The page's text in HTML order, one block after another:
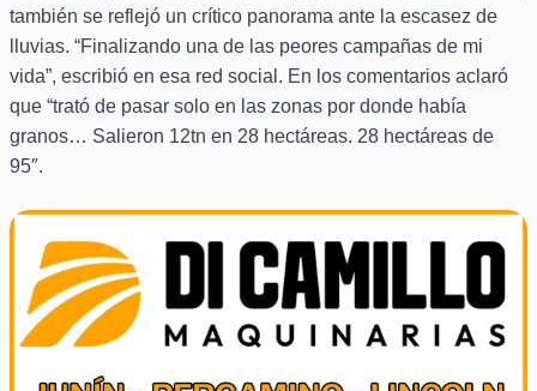
también se reflejó un crítico panorama ante la escasez de
lluvias. “Finalizando una de las peores campañas de mi
vida”, escribió en esa red social. En los comentarios aclaró
que “trató de pasar solo en las zonas por donde había
granos… Salieron 12tn en 28 hectáreas. 28 hectáreas de
95″.